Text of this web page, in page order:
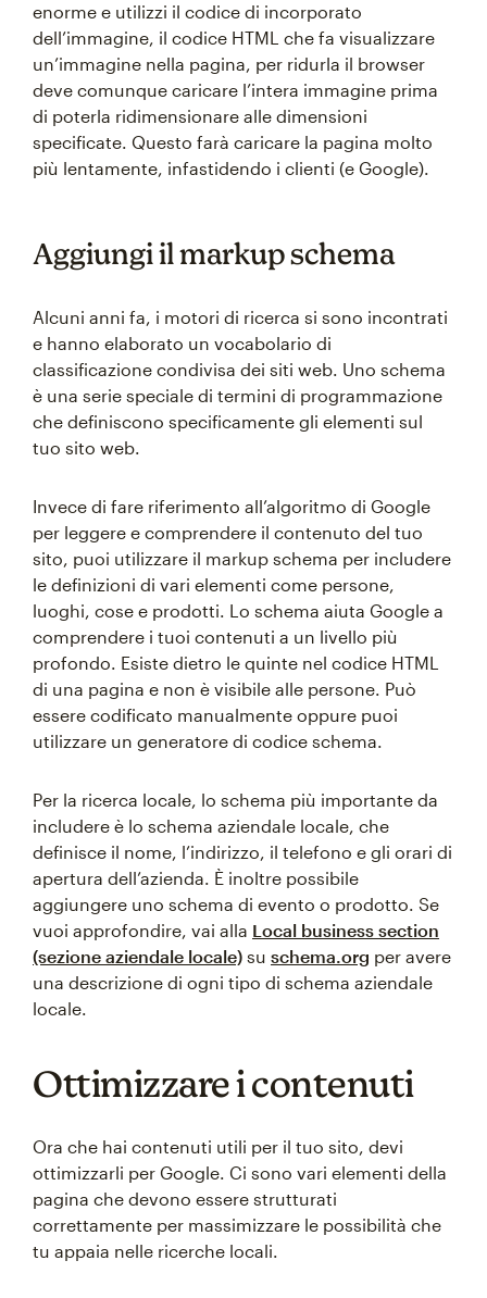
enorme e utilizzi il codice di incorporato
dell’immagine, il codice HTML che fa visualizzare
un’immagine nella pagina, per ridurla il browser
deve comunque caricare l’intera immagine prima
di poterla ridimensionare alle dimensioni
specificate. Questo farà caricare la pagina molto
più lentamente, infastidendo i clienti (e Google).
Aggiungi il markup schema
Alcuni anni fa, i motori di ricerca si sono incontrati
e hanno elaborato un vocabolario di
classificazione condivisa dei siti web. Uno schema
è una serie speciale di termini di programmazione
che definiscono specificamente gli elementi sul
tuo sito web.
Invece di fare riferimento all’algoritmo di Google
per leggere e comprendere il contenuto del tuo
sito, puoi utilizzare il markup schema per includere
le definizioni di vari elementi come persone,
luoghi, cose e prodotti. Lo schema aiuta Google a
comprendere i tuoi contenuti a un livello più
profondo. Esiste dietro le quinte nel codice HTML
di una pagina e non è visibile alle persone. Può
essere codificato manualmente oppure puoi
utilizzare un generatore di codice schema.
Per la ricerca locale, lo schema più importante da
includere è lo schema aziendale locale, che
definisce il nome, l’indirizzo, il telefono e gli orari di
apertura dell’azienda. È inoltre possibile
aggiungere uno schema di evento o prodotto. Se
vuoi approfondire, vai alla Local business section
(sezione aziendale locale) su schema.org per avere
una descrizione di ogni tipo di schema aziendale
locale.
Ottimizzare i contenuti
Ora che hai contenuti utili per il tuo sito, devi
ottimizzarli per Google. Ci sono vari elementi della
pagina che devono essere strutturati
correttamente per massimizzare le possibilità che
tu appaia nelle ricerche locali.